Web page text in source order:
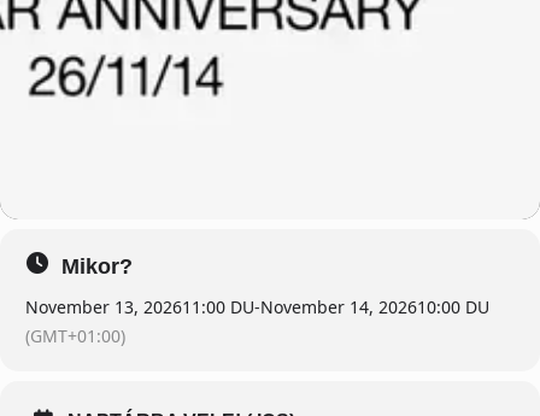
Mikor?
November 13, 202611:00 DU-November 14, 202610:00 DU
(GMT+01:00)